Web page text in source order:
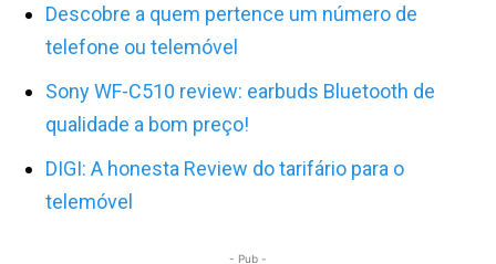
Descobre a quem pertence um número de
telefone ou telemóvel
Sony WF-C510 review: earbuds Bluetooth de
qualidade a bom preço!
DIGI: A honesta Review do tarifário para o
telemóvel
- Pub -